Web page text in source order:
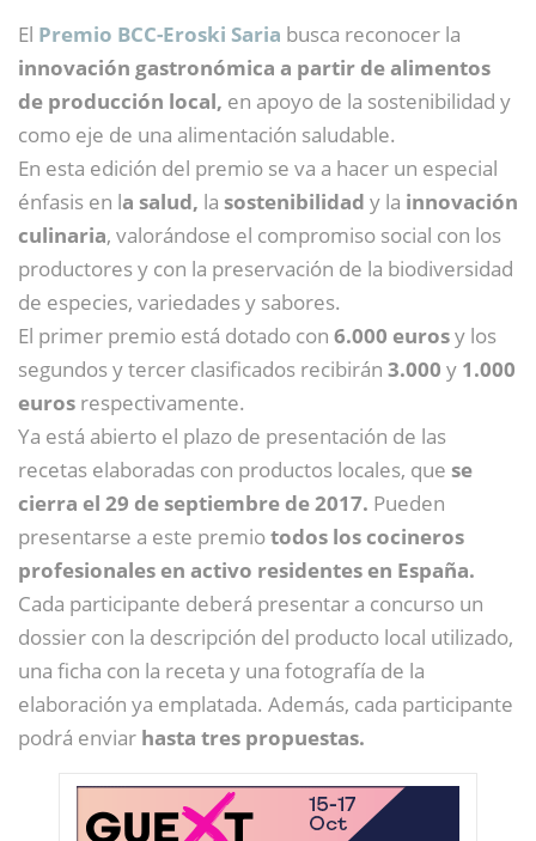
El Premio BCC-Eroski Saria busca reconocer la
innovación gastronómica a partir de alimentos
de producción local, en apoyo de la sostenibilidad y
como eje de una alimentación saludable.
En esta edición del premio se va a hacer un especial
énfasis en la salud, la sostenibilidad y la innovación
culinaria, valorándose el compromiso social con los
productores y con la preservación de la biodiversidad
de especies, variedades y sabores.
El primer premio está dotado con 6.000 eurosy los
segundos y tercer clasificados recibirán 3.000 y 1.000
euros respectivamente.
Ya está abierto el plazo de presentación de las
recetas elaboradas con productos locales, que se
cierra el 29 de septiembre de 2017. Pueden
presentarse a este premiotodos los cocineros
profesionales en activo residentes en España.
Cada participante deberá presentar a concurso un
dossier con la descripción del producto local utilizado,
una ficha con la receta y una fotografía de la
elaboración ya emplatada. Además, cada participante
podrá enviar hasta tres propuestas.